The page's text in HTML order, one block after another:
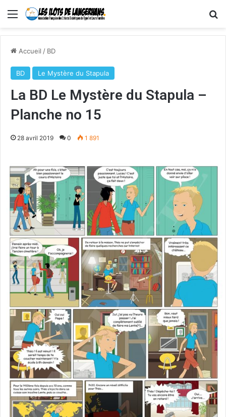
Menu
Accueil / BD
BD Le Mystère du Stapula
La BD Le Mystère du Stapula –
Planche no 15
28 avril 2019 0 1 891